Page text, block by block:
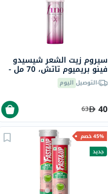
سيروم زيت الشعر شيسيدو
فينو بريميوم تاتش، 70 مل -
إصدار الشريط الوردي
التوصيل اليوم
40
63
45% خصم
جديد